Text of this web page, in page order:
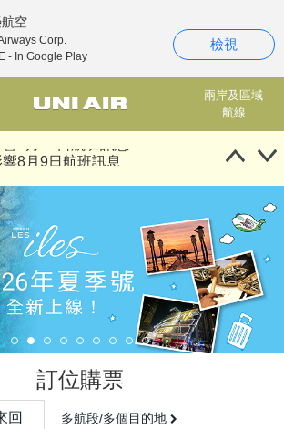
8月9日航班訊息
兩岸及區域
航線
訂位購票
回 多航段/多個目的地
空
Corp.
- In Google Play
檢視